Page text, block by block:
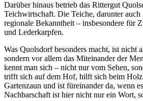
Darüber hinaus betrieb das Rittergut
Teichwirtschaft. Die Teiche, darunter auch
regionale Bekanntheit – insbesondere für
und Lederkarpfen.
Was Quolsdorf besonders macht, ist nicht
sondern vor allem das Miteinander der
kennt man sich – nicht nur vom Sehen,
trifft sich auf dem Hof, hilft sich beim
Gartenzaun und ist füreinander da, wenn
Nachbarschaft ist hier nicht nur ein Wort,